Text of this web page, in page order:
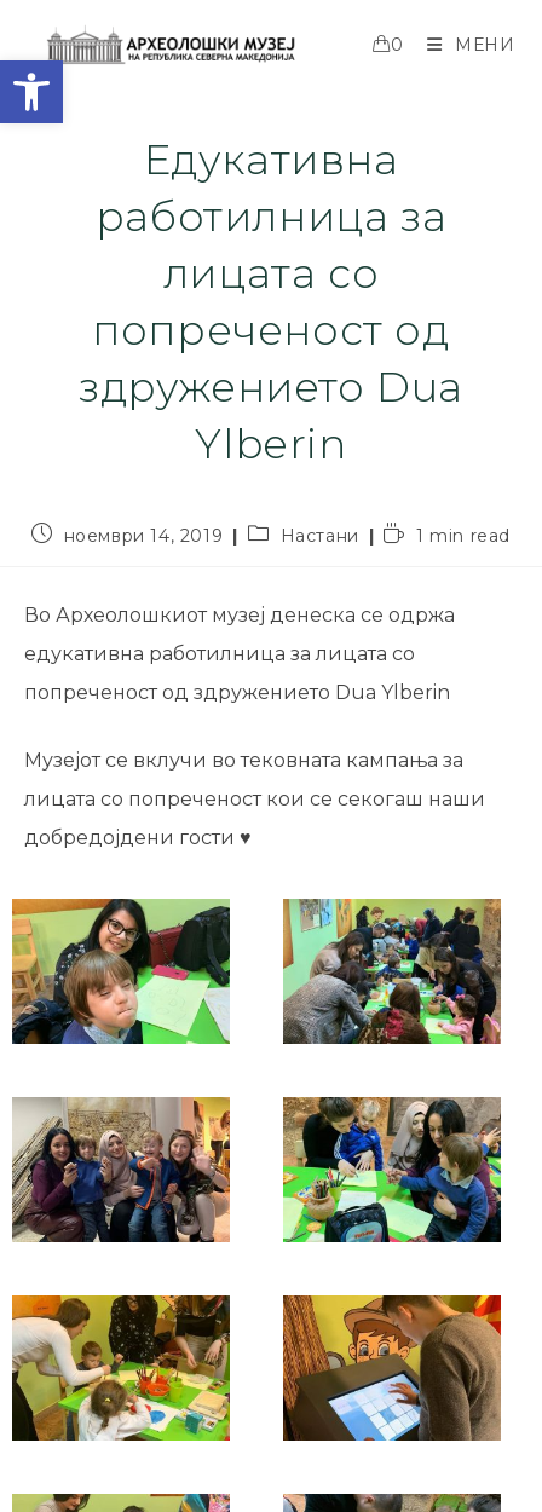
Open toolbar
0 МЕНИ
Едукативна
работилница за
лицата со
попреченост од
здружението Dua
Ylberin
ноември 14, 2019 Настани 1 min read
Во Археолошкиот музеј денеска се одржа
едукативна работилница за лицата со
попреченост од здружението Dua Ylberin
Музејот се вклучи во тековната кампања за
лицата со попреченост кои се секогаш наши
добредојдени гости ♥️